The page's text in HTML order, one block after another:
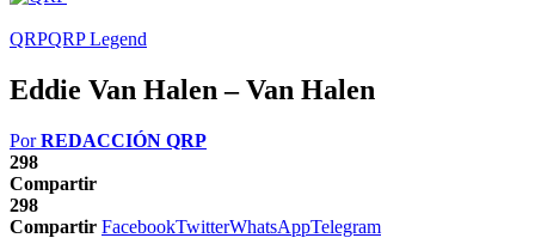
QRPQRP Legend
Eddie Van Halen – Van Halen
PorREDACCIÓN QRP
298
Compartir
298
Compartir FacebookTwitterWhatsAppTelegram